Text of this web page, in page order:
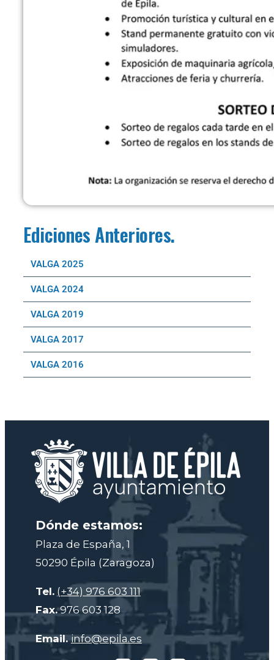
Ediciones Anteriores.
VALGA 2025
VALGA 2024
VALGA 2019
VALGA 2017
VALGA 2016
Dónde estamos:
Plaza de España, 1
50290 Épila (Zaragoza)
Tel. (+34) 976 603 111
Fax.976 603 128
Email.info@epila.es